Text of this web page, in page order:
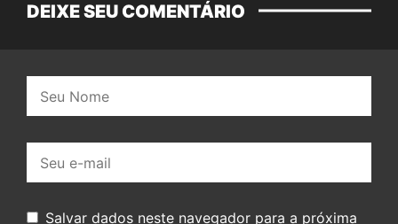
DEIXE SEU COMENTÁRIO
mail:
Salvar dados neste navegador para a próxima